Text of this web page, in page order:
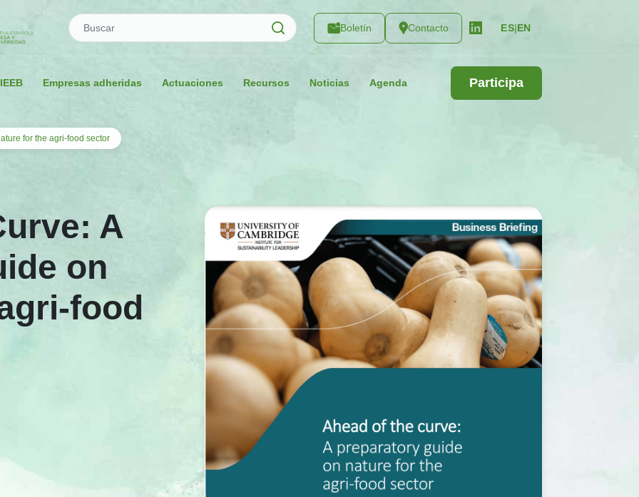
Buscar
Boletín Contacto ES|EN
Empresas adheridas Actuaciones Recursos Noticias Agenda Participa
for the agri-food sector
A
on
food